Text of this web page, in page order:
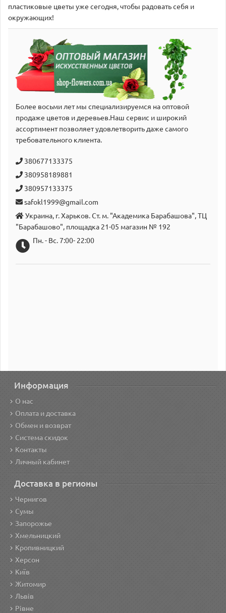
пластиковые цветы уже сегодня, чтобы радовать себя и
окружающих!
Более восьми лет мы специализируемся на оптовой
продаже цветов и деревьев.Наш сервис и широкий
аcсортимент позволяет удовлетворить даже самого
требовательного клиента.
380677133375
380958189881
380957133375
safokl1999@gmail.com
Украина, г. Харьков. Ст. м. "Академика Барабашова", ТЦ
"Барабашово", площадка 21-05 магазин № 192
Пн. - Вс. 7:00- 22:00
Информация
О нас
Оплата и доставка
Обмен и возврат
Система скидок
Контакты
Личный кабинет
Доставка в регионы
Чернигов
Сумы
Запорожье
Хмельницкий
Кропивницкий
Херсон
Київ
Житомир
Львів
Рівне